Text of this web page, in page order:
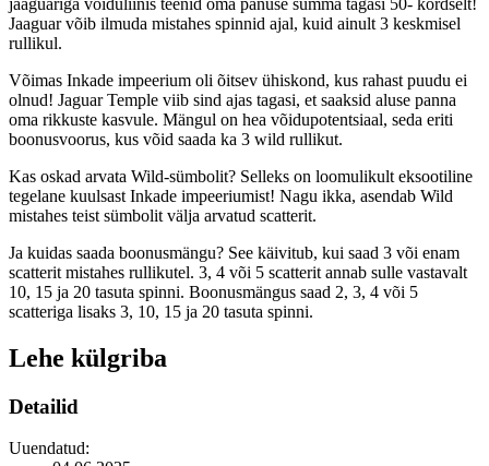
Jaaguar võib ilmuda mistahes spinnid ajal, kuid ainult 3 keskmisel
rullikul.
Võimas Inkade impeerium oli õitsev ühiskond, kus rahast puudu ei
olnud! Jaguar Temple viib sind ajas tagasi, et saaksid aluse panna
oma rikkuste kasvule. Mängul on hea võidupotentsiaal, seda eriti
boonusvoorus, kus võid saada ka 3 wild rullikut.
Kas oskad arvata Wild-sümbolit? Selleks on loomulikult eksootiline
tegelane kuulsast Inkade impeeriumist! Nagu ikka, asendab Wild
mistahes teist sümbolit välja arvatud scatterit.
Ja kuidas saada boonusmängu? See käivitub, kui saad 3 või enam
scatterit mistahes rullikutel. 3, 4 või 5 scatterit annab sulle vastavalt
10, 15 ja 20 tasuta spinni. Boonusmängus saad 2, 3, 4 või 5
scatteriga lisaks 3, 10, 15 ja 20 tasuta spinni.
Lehe külgriba
Detailid
Uuendatud: